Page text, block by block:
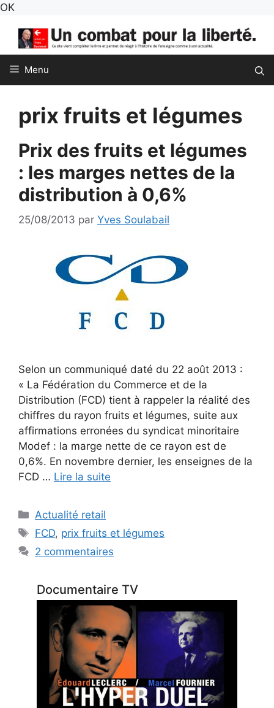
OKAller
contenu
Menu
prix fruits et légumes
Prix des fruits et légumes
: les marges nettes de la
distribution à 0,6%
25/08/2013 par Yves Soulabail
Selon un communiqué daté du 22 août 2013 :
« La Fédération du Commerce et de la
Distribution (FCD) tient à rappeler la réalité des
chiffres du rayon fruits et légumes, suite aux
affirmations erronées du syndicat minoritaire
Modef : la marge nette de ce rayon est de
0,6%. En novembre dernier, les enseignes de la
FCD … Lire la suite
Catégories
Actualité retail
Étiquettes
FCD, prix fruits et légumes
2 commentaires
Documentaire TV